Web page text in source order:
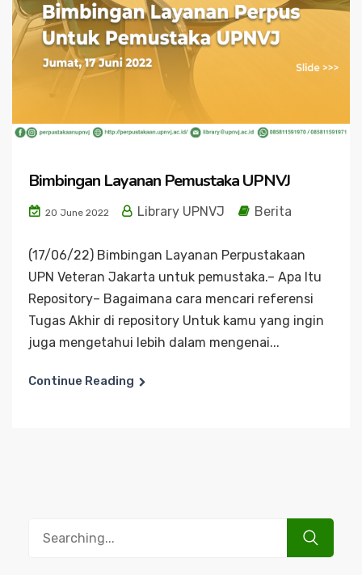
Bimbingan Layanan Pemustaka UPNVJ
20 June 2022 Library UPNVJ Berita
(17/06/22) Bimbingan Layanan Perpustakaan
UPN Veteran Jakarta untuk pemustaka.– Apa Itu
Repository– Bagaimana cara mencari referensi
Tugas Akhir di repository Untuk kamu yang ingin
juga mengetahui lebih dalam mengenai...
Continue Reading